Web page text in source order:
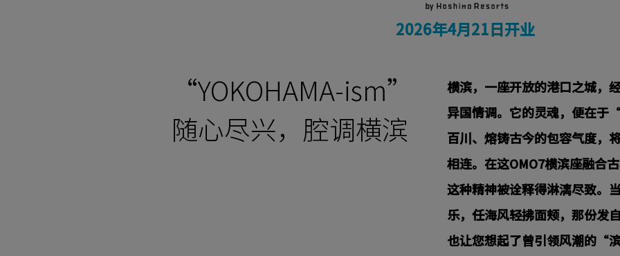
2026年4月21日开业
“YOKOHAMA-ism”
随心尽兴，腔调横滨
横滨，一座开放的港口之城，
异国情调。它的灵魂，便在
百川、熔铸古今的包容气度，
相连。在这OMO7横滨座融合
这种精神被诠释得淋漓尽致。
乐，任海风轻拂面颊，那份发
也让您想起了曾引领风潮的“